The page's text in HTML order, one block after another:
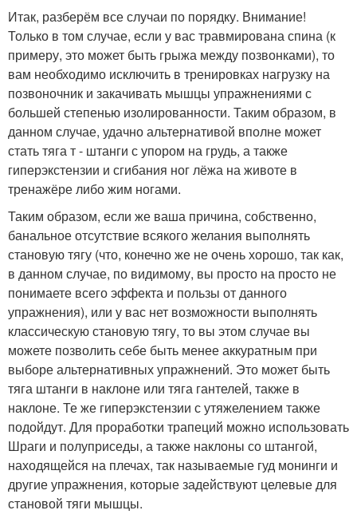
Итак, разберём все случаи по порядку. Внимание!
Только в том случае, если у вас травмирована спина (к
примеру, это может быть грыжа между позвонками), то
вам необходимо исключить в тренировках нагрузку на
позвоночник и закачивать мышцы упражнениями с
большей степенью изолированности. Таким образом, в
данном случае, удачно альтернативой вполне может
стать тяга т - штанги с упором на грудь, а также
гиперэкстензии и сгибания ног лёжа на животе в
тренажёре либо жим ногами.
Таким образом, если же ваша причина, собственно,
банальное отсутствие всякого желания выполнять
становую тягу (что, конечно же не очень хорошо, так как,
в данном случае, по видимому, вы просто на просто не
понимаете всего эффекта и пользы от данного
упражнения), или у вас нет возможности выполнять
классическую становую тягу, то вы этом случае вы
можете позволить себе быть менее аккуратным при
выборе альтернативных упражнений. Это может быть
тяга штанги в наклоне или тяга гантелей, также в
наклоне. Те же гиперэкстензии с утяжелением также
подойдут. Для проработки трапеций можно использовать
Шраги и полуприседы, а также наклоны со штангой,
находящейся на плечах, так называемые гуд монинги и
другие упражнения, которые задействуют целевые для
становой тяги мышцы.